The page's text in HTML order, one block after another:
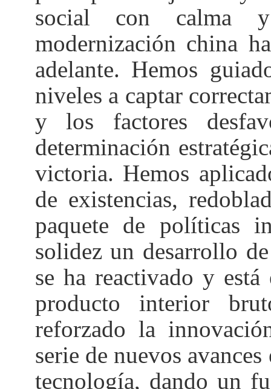
social con calma
modernización china
adelante. Hemos
niveles a captar
y los factores
determinación
victoria. Hemos
de existencias,
paquete de políticas
solidez un desarrollo
se ha reactivado y
producto interior
reforzado la
serie de nuevos
tecnología, dando un